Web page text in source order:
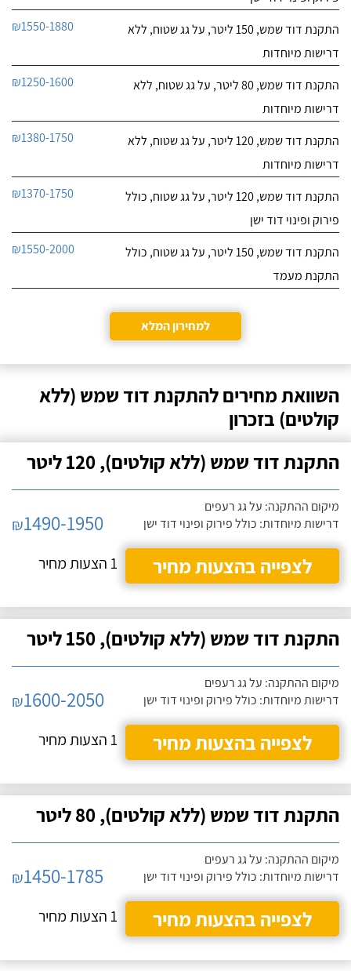
התקנת דוד שמש, 150 ליטר, על גג שטוח, ללא
דרישות מיוחדות
₪1550-1880
התקנת דוד שמש, 80 ליטר, על גג שטוח, ללא
דרישות מיוחדות
₪1250-1600
התקנת דוד שמש, 120 ליטר, על גג שטוח, ללא
דרישות מיוחדות
₪1380-1750
התקנת דוד שמש, 120 ליטר, על גג שטוח, כולל
פירוק ופינוי דוד ישן
₪1370-1750
התקנת דוד שמש, 150 ליטר, על גג שטוח, כולל
התקנת מעמד
₪1550-2000
למחירון המלא
השוואת מחירים להתקנת דוד שמש (ללא
קולטים) בזכרון
התקנת דוד שמש (ללא קולטים), 120 ליטר
מיקום ההתקנה: על גג רעפים
דרישות מיוחדות: כולל פירוק ופינוי דוד ישן
₪1490-1950
לצפייה בהצעות מחיר
1 הצעות מחיר
התקנת דוד שמש (ללא קולטים), 150 ליטר
מיקום ההתקנה: על גג רעפים
דרישות מיוחדות: כולל פירוק ופינוי דוד ישן
₪1600-2050
לצפייה בהצעות מחיר
1 הצעות מחיר
התקנת דוד שמש (ללא קולטים), 80 ליטר
מיקום ההתקנה: על גג רעפים
דרישות מיוחדות: כולל פירוק ופינוי דוד ישן
₪1450-1785
לצפייה בהצעות מחיר
1 הצעות מחיר